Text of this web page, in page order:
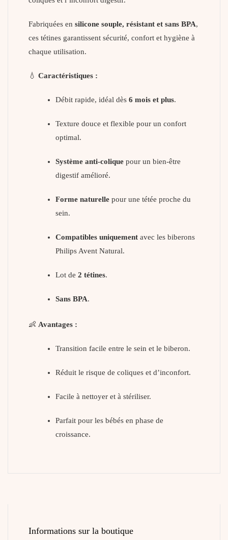
Fabriquées en silicone souple, résistant et sans BPA,
ces tétines garantissent sécurité, confort et hygiène à
chaque utilisation.
💧 Caractéristiques :
Débit rapide, idéal dès6 mois et plus.
Texture douce et flexible pour un confort
optimal.
Système anti-colique pour un bien-être
digestif amélioré.
Forme naturelle pour une tétée proche du
sein.
Compatibles uniquement avec les biberons
Philips Avent Natural.
Lot de2 tétines.
Sans BPA.
👶 Avantages :
Transition facile entre le sein et le biberon.
Réduit le risque de coliques et d’inconfort.
Facile à nettoyer et à stériliser.
Parfait pour les bébés en phase de
croissance.
Informations sur la boutique